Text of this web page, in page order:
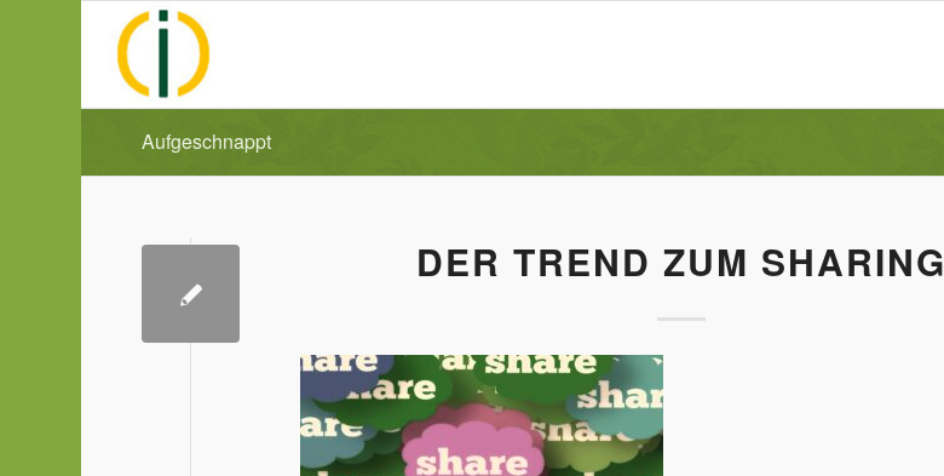
Aufgeschnappt
DER TREND ZUM SHARING